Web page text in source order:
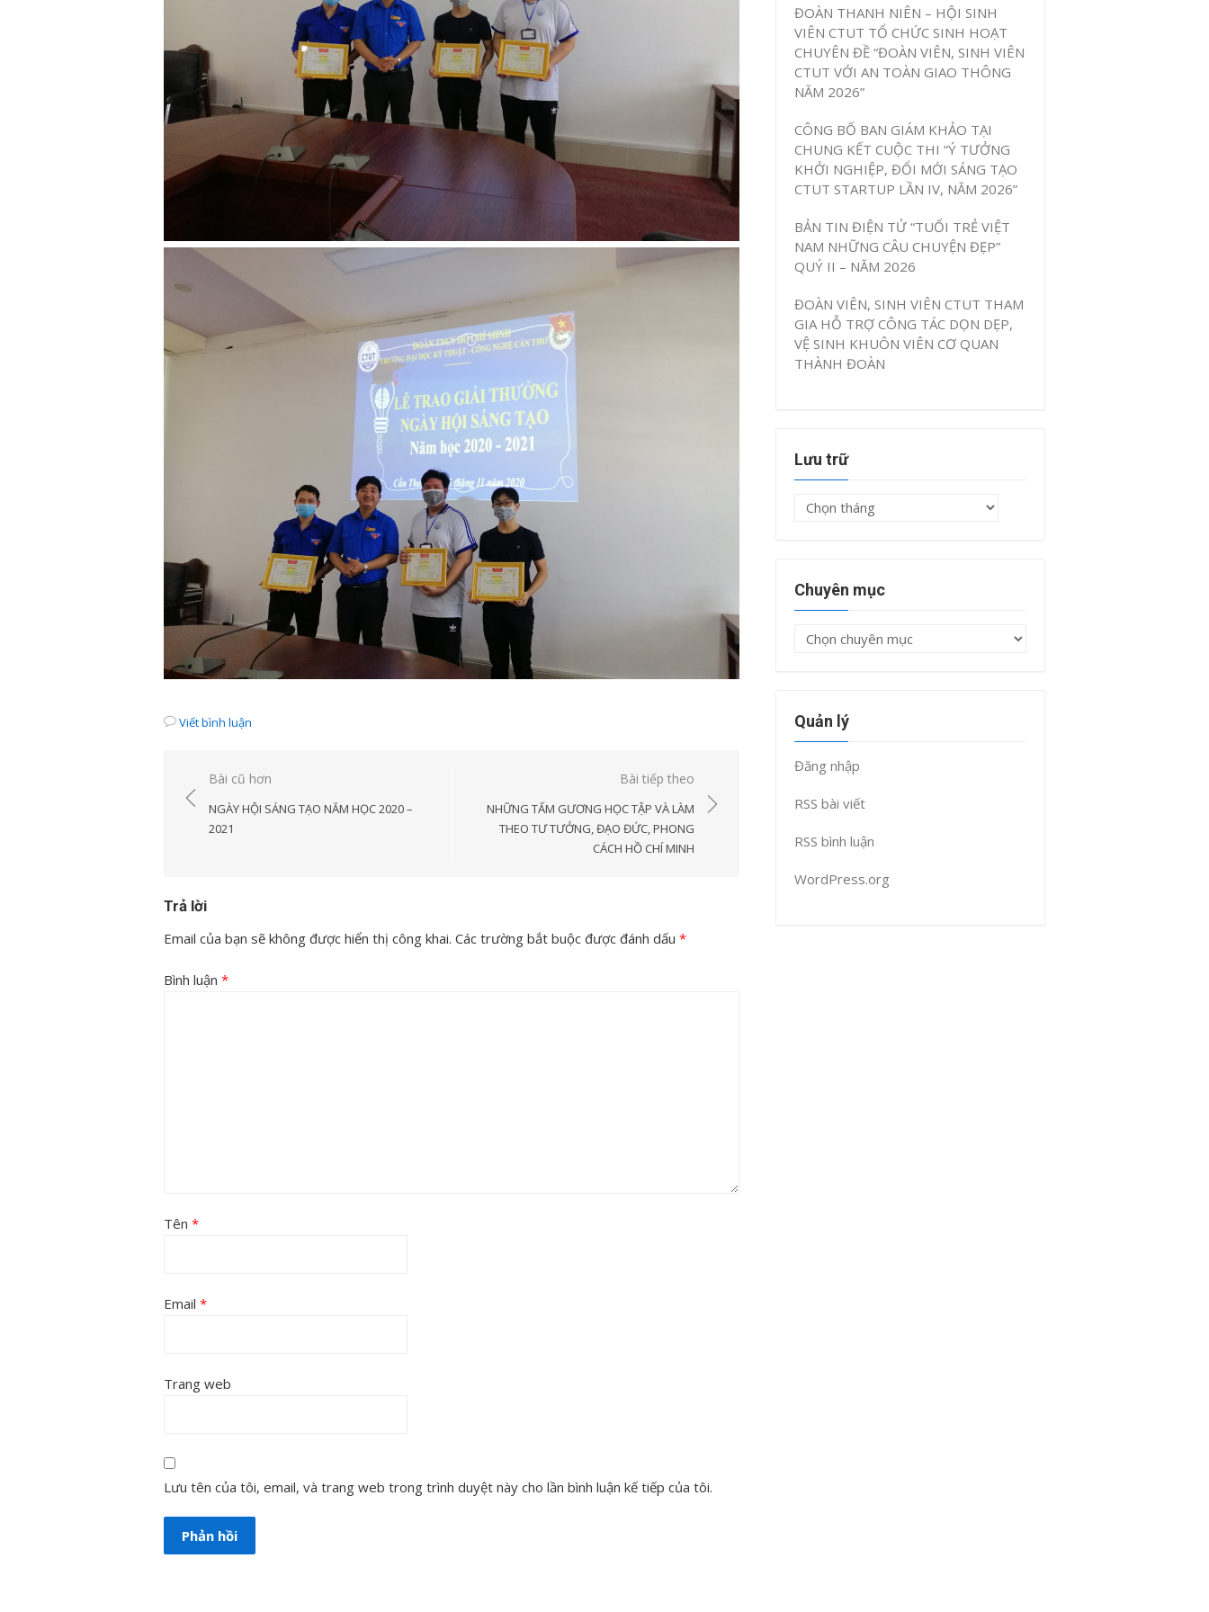
Viết bình luận
Điều
hướng
Bài cũ hơn
NGÀY HỘI SÁNG TẠO NĂM HỌC 2020 –
2021
Bài tiếp theo
NHỮNG TẤM GƯƠNG HỌC TẬP VÀ LÀM
THEO TƯ TƯỞNG, ĐẠO ĐỨC, PHONG
CÁCH HỒ CHÍ MINH
Trả lời
Email của bạn sẽ không được hiển thị công khai. Các trường bắt buộc được đánh dấu *
Bình luận *
Tên *
Email *
Trang web
Lưu tên của tôi, email, và trang web trong trình duyệt này cho lần bình luận kế tiếp của tôi.
ĐOÀN THANH NIÊN – HỘI SINH
VIÊN CTUT TỔ CHỨC SINH HOẠT
CHUYÊN ĐỀ “ĐOÀN VIÊN, SINH VIÊN
CTUT VỚI AN TOÀN GIAO THÔNG
NĂM 2026”
CÔNG BỐ BAN GIÁM KHẢO TẠI
CHUNG KẾT CUỘC THI “Ý TƯỞNG
KHỞI NGHIỆP, ĐỔI MỚI SÁNG TẠO
CTUT STARTUP LẦN IV, NĂM 2026”
BẢN TIN ĐIỆN TỬ “TUỔI TRẺ VIỆT
NAM NHỮNG CÂU CHUYỆN ĐẸP”
QUÝ II – NĂM 2026
ĐOÀN VIÊN, SINH VIÊN CTUT THAM
GIA HỖ TRỢ CÔNG TÁC DỌN DẸP,
VỆ SINH KHUÔN VIÊN CƠ QUAN
THÀNH ĐOÀN
Lưu trữ
Lưu
Chuyên mục
Chuyên
Quản lý
Đăng nhập
RSS bài viết
RSS bình luận
WordPress.org